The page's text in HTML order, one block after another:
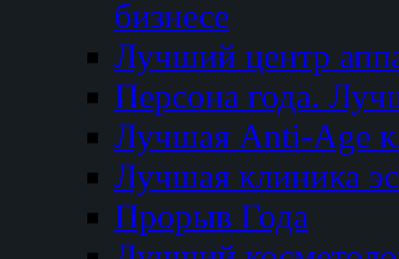
бизнесе
Лучший центр
Персона года.
Лучшая Anti-Age
Лучшая клиника
Прорыв Года